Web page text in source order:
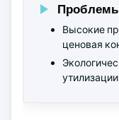
Высокие
ценовая